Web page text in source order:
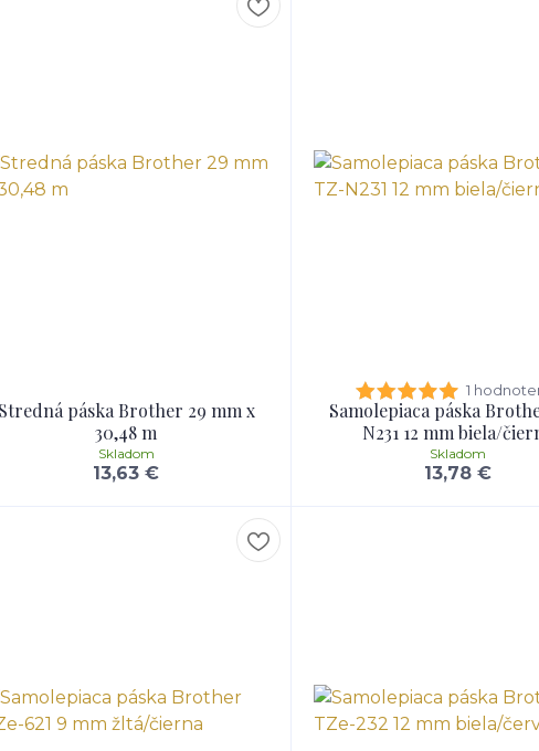
Stredná páska Brother 29 mm x
30,48 m
13,63 €
Skladom
1
Samolepiaca páska
N231 12 mm biela/
13,78 €
Skladom